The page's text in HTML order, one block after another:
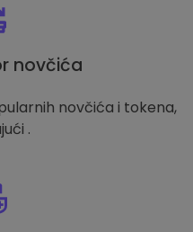
novčića
novčića i tokena,
.